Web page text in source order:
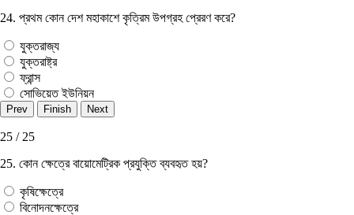
24. প্রথম কোন দেশ মহাকাশে কৃত্রিম উপগ্রহ প্রেরণ করে?
যুক্তরাজ্য
যুক্তরাষ্ট্র
ফ্রান্স
সােভিয়েত ইউনিয়ন
25 / 25
25. কোন ক্ষেত্রে বায়ােমেট্রিক প্রযুক্তি ব্যবহৃত হয়?
কৃষিক্ষেত্রে
বিনােদনক্ষেত্রে